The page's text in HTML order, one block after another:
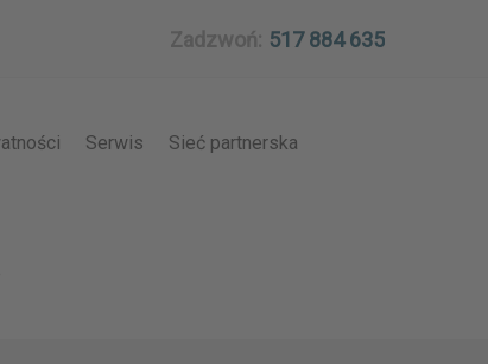
Zadzwoń: 517 884 635
Serwis Sieć partnerska